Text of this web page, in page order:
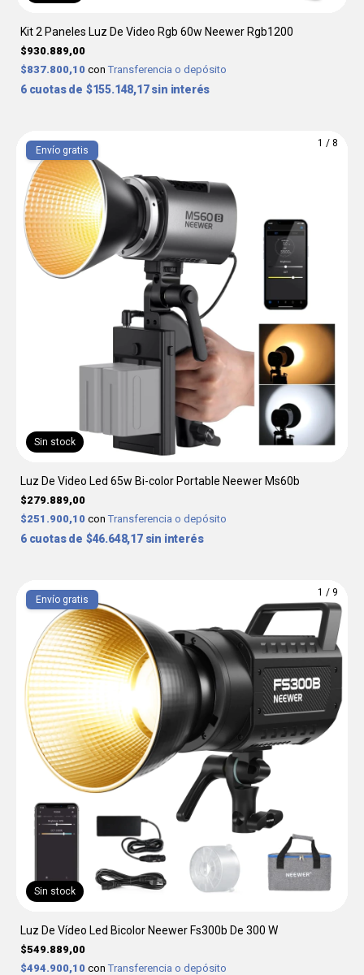
Kit 2 Paneles Luz De Video Rgb 60w Neewer Rgb1200
$930.889,00
$837.800,10 con Transferencia o depósito
6 $155.148,17 sin interés
1 / 8
Sin stock
Envío gratis
Luz De Video Led 65w Bi-color Portable Neewer Ms60b
$279.889,00
$251.900,10 con Transferencia o depósito
6 $46.648,17 sin interés
1 / 9
Sin stock
Envío gratis
Luz De Vídeo Led Bicolor Neewer Fs300b De 300 W
$549.889,00
$494.900,10 con Transferencia o depósito